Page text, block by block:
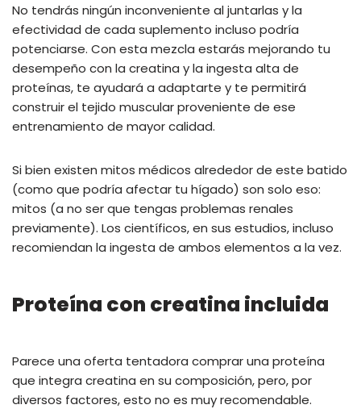
No tendrás ningún inconveniente al juntarlas y la
efectividad de cada suplemento incluso podría
potenciarse. Con esta mezcla estarás mejorando tu
desempeño con la creatina y la ingesta alta de
proteínas, te ayudará a adaptarte y te permitirá
construir el tejido muscular proveniente de ese
entrenamiento de mayor calidad.
Si bien existen mitos médicos alrededor de este batido
(como que podría afectar tu hígado) son solo eso:
mitos (a no ser que tengas problemas renales
previamente). Los científicos, en sus estudios, incluso
recomiendan la ingesta de ambos elementos a la vez.
Proteína con creatina incluida
Parece una oferta tentadora comprar una proteína
que integra creatina en su composición, pero, por
diversos factores, esto no es muy recomendable.